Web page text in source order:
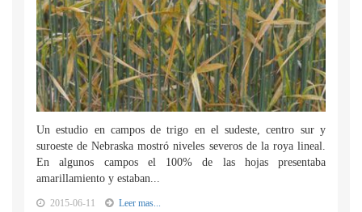
Un estudio en campos de trigo en el sudeste, centro sur y
suroeste de Nebraska mostró niveles severos de la roya lineal.
En algunos campos el 100% de las hojas presentaba
amarillamiento y estaban...
2015-06-11 Leer mas...